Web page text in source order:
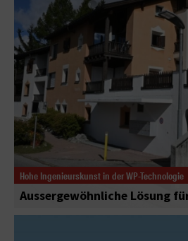
Hohe Ingenieurskunst in der WP-Technologie
Aussergewöhnliche Lösung